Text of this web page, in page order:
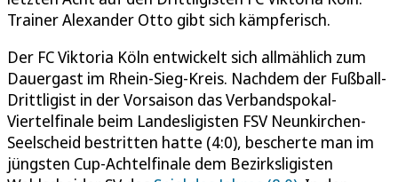
Trainer Alexander Otto gibt sich kämpferisch.
Der FC Viktoria Köln entwickelt sich allmählich zum
Dauergast im Rhein-Sieg-Kreis. Nachdem der Fußball-
Drittligist in der Vorsaison das Verbandspokal-
Viertelfinale beim Landesligisten FSV Neunkirchen-
Seelscheid bestritten hatte (4:0), bescherte man im
jüngsten Cup-Achtelfinale dem Bezirksligisten